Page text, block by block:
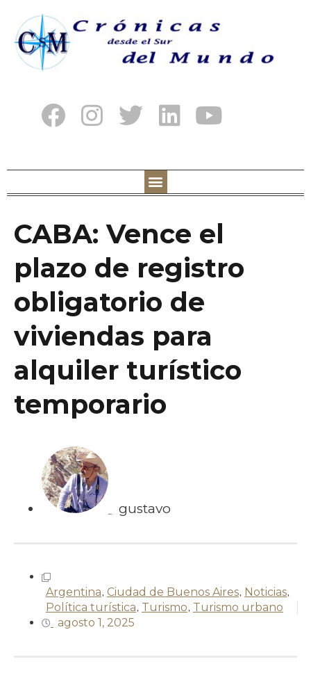
CABA: Vence el
plazo de registro
obligatorio de
viviendas para
alquiler turístico
temporario
gustavo
Argentina, Ciudad de Buenos Aires, Noticias,
Política turística, Turismo, Turismo urbano
agosto 1, 2025